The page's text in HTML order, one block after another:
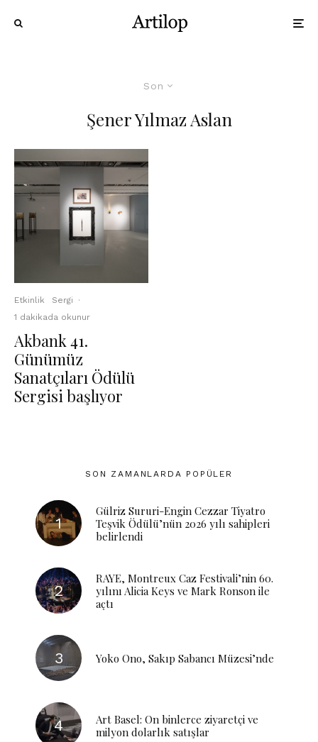
Son
Şener Yılmaz Aslan
Etkinlik Sergi
·
1 dakikada okunur
Akbank 41.
Günümüz
Sanatçıları Ödülü
Sergisi başlıyor
SON ZAMANLARDA POPÜLER
Gülriz Sururi-Engin Cezzar Tiyatro
Teşvik Ödülü’nün 2026 yılı sahipleri
belirlendi
RAYE, Montreux Caz Festivali’nin 60.
yılını Alicia Keys ve Mark Ronson ile
açtı
Yoko Ono, Sakıp Sabancı Müzesi’nde
Art Basel: On binlerce ziyaretçi ve
milyon dolarlık satışlar